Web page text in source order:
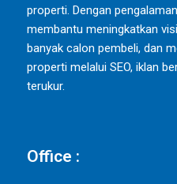
properti. Dengan
membantu meningkatkan
banyak calon pembeli, dan
properti melalui SEO, iklan
terukur.
Office :